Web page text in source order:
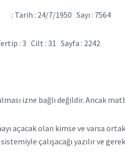
Tarih : 24/7/1950 Sayı : 7564
: 3 Cilt : 31 Sayfa : 2242
izne bağlı değildir. Ancak
olan kimse ve varsa ortak
çalışacağı yazılır ve